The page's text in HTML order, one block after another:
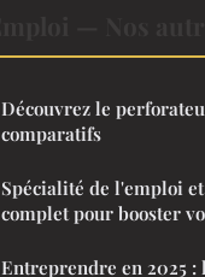
Découvrez le
comparatifs
Spécialité de l'emploi
complet pour booster
Entreprendre en 2025 :